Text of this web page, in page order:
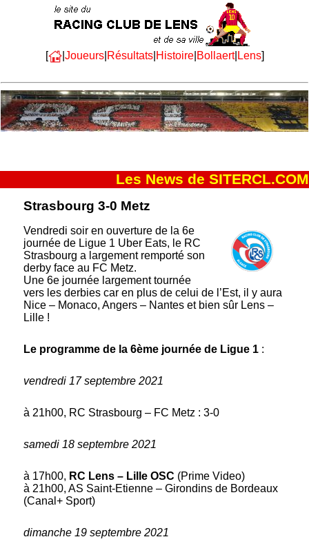
[ | Joueurs| Résultats| Histoire| Bollaert| Lens]
Les News de SITERCL.COM
Strasbourg 3-0 Metz
Vendredi soir en ouverture de la 6e
journée de Ligue 1 Uber Eats, le RC
Strasbourg a largement remporté son
derby face au FC Metz.
Une 6e journée largement tournée
vers les derbies car en plus de celui de l’Est, il y aura
Nice – Monaco, Angers – Nantes et bien sûr Lens –
Lille !
Le programme de la 6ème journée de Ligue 1 :
vendredi 17 septembre 2021
à 21h00, RC Strasbourg – FC Metz : 3-0
samedi 18 septembre 2021
à 17h00, RC Lens – Lille OSC (Prime Video)
à 21h00, AS Saint-Etienne – Girondins de Bordeaux
(Canal+ Sport)
dimanche 19 septembre 2021